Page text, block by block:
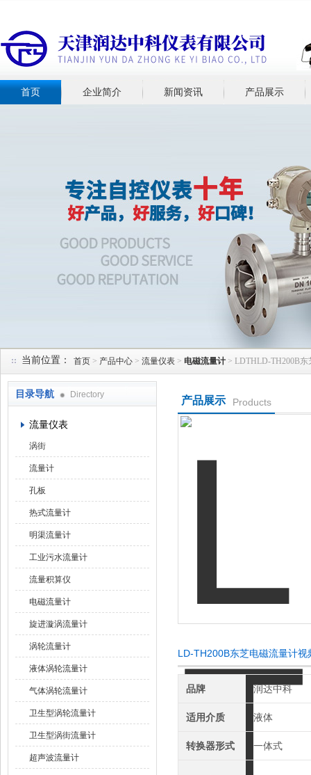
首页 企业简介 新闻资讯 产品展示
当前位置： 首页 > 产品中心 > 流量仪表 > 电磁流量计 > LDTHLD-TH200B
目录导航 Directory
流量仪表
涡街
流量计
孔板
热式流量计
明渠流量计
工业污水流量计
流量积算仪
电磁流量计
旋进漩涡流量计
涡轮流量计
液体涡轮流量计
气体涡轮流量计
卫生型涡轮流量计
卫生型涡街流量计
超声波流量计
产品展示 Products
LD-TH200B东芝电磁流量计视
品牌 润达中科
适用介质 液体
转换器形式 一体式